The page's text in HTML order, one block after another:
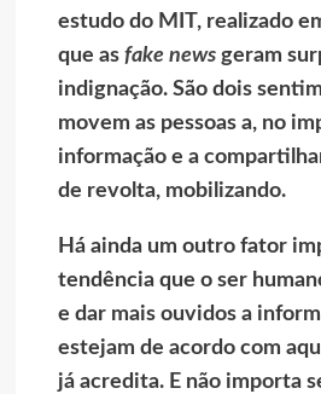
estudo do MIT, realizado
que as fake newsgeram
indignação. São dois
movem as pessoas a, no
informação e a
de revolta, mobilizando.
Há ainda um outro fator
tendência que o ser
e dar mais ouvidos a
estejam de acordo com
já acredita. E não importa